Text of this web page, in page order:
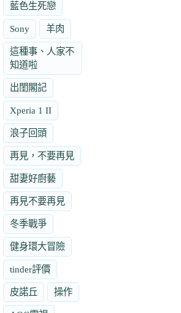
藍色生死戀
Sony 羊肉
這種事、人家不
知道啦
出閨閣記
Xperia 1 II
浪子回頭
再見，不要再見
甜妻好廚藝
再見不要再見
冬季戰爭
健身環大冒險
tinder評價
皮諾丘 操作